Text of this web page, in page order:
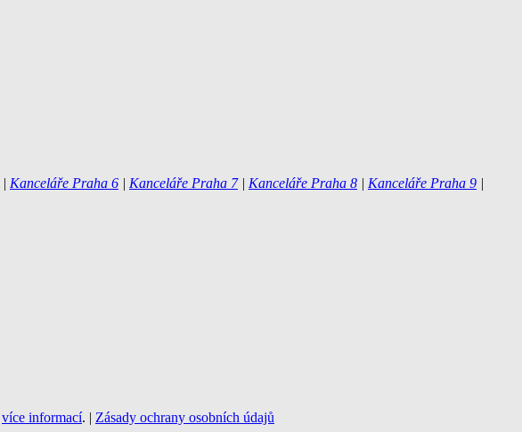
| Kanceláře Praha 6 | Kanceláře Praha 7| Kanceláře Praha 8 | Kanceláře Praha 9 |
více informací. | Zásady ochrany osobních údajů